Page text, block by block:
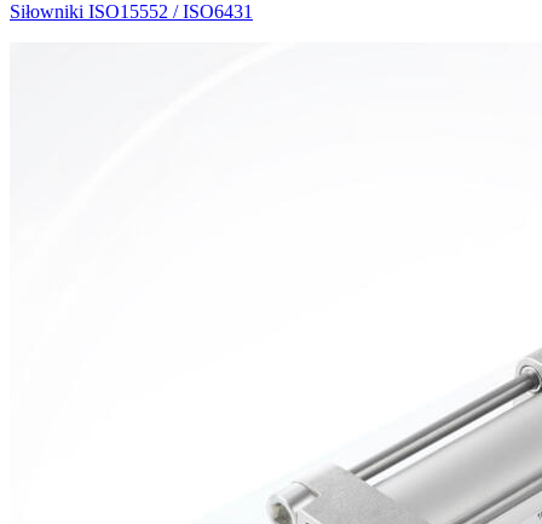
Siłowniki ISO15552 / ISO6431